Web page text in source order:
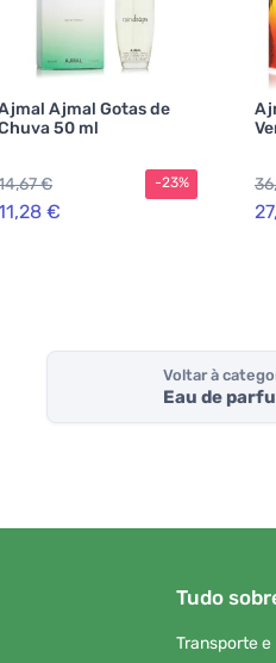
Ajmal Gotas de
50 ml
€
€
-23%
Voltar à
Eau de
Tudo
Transporte